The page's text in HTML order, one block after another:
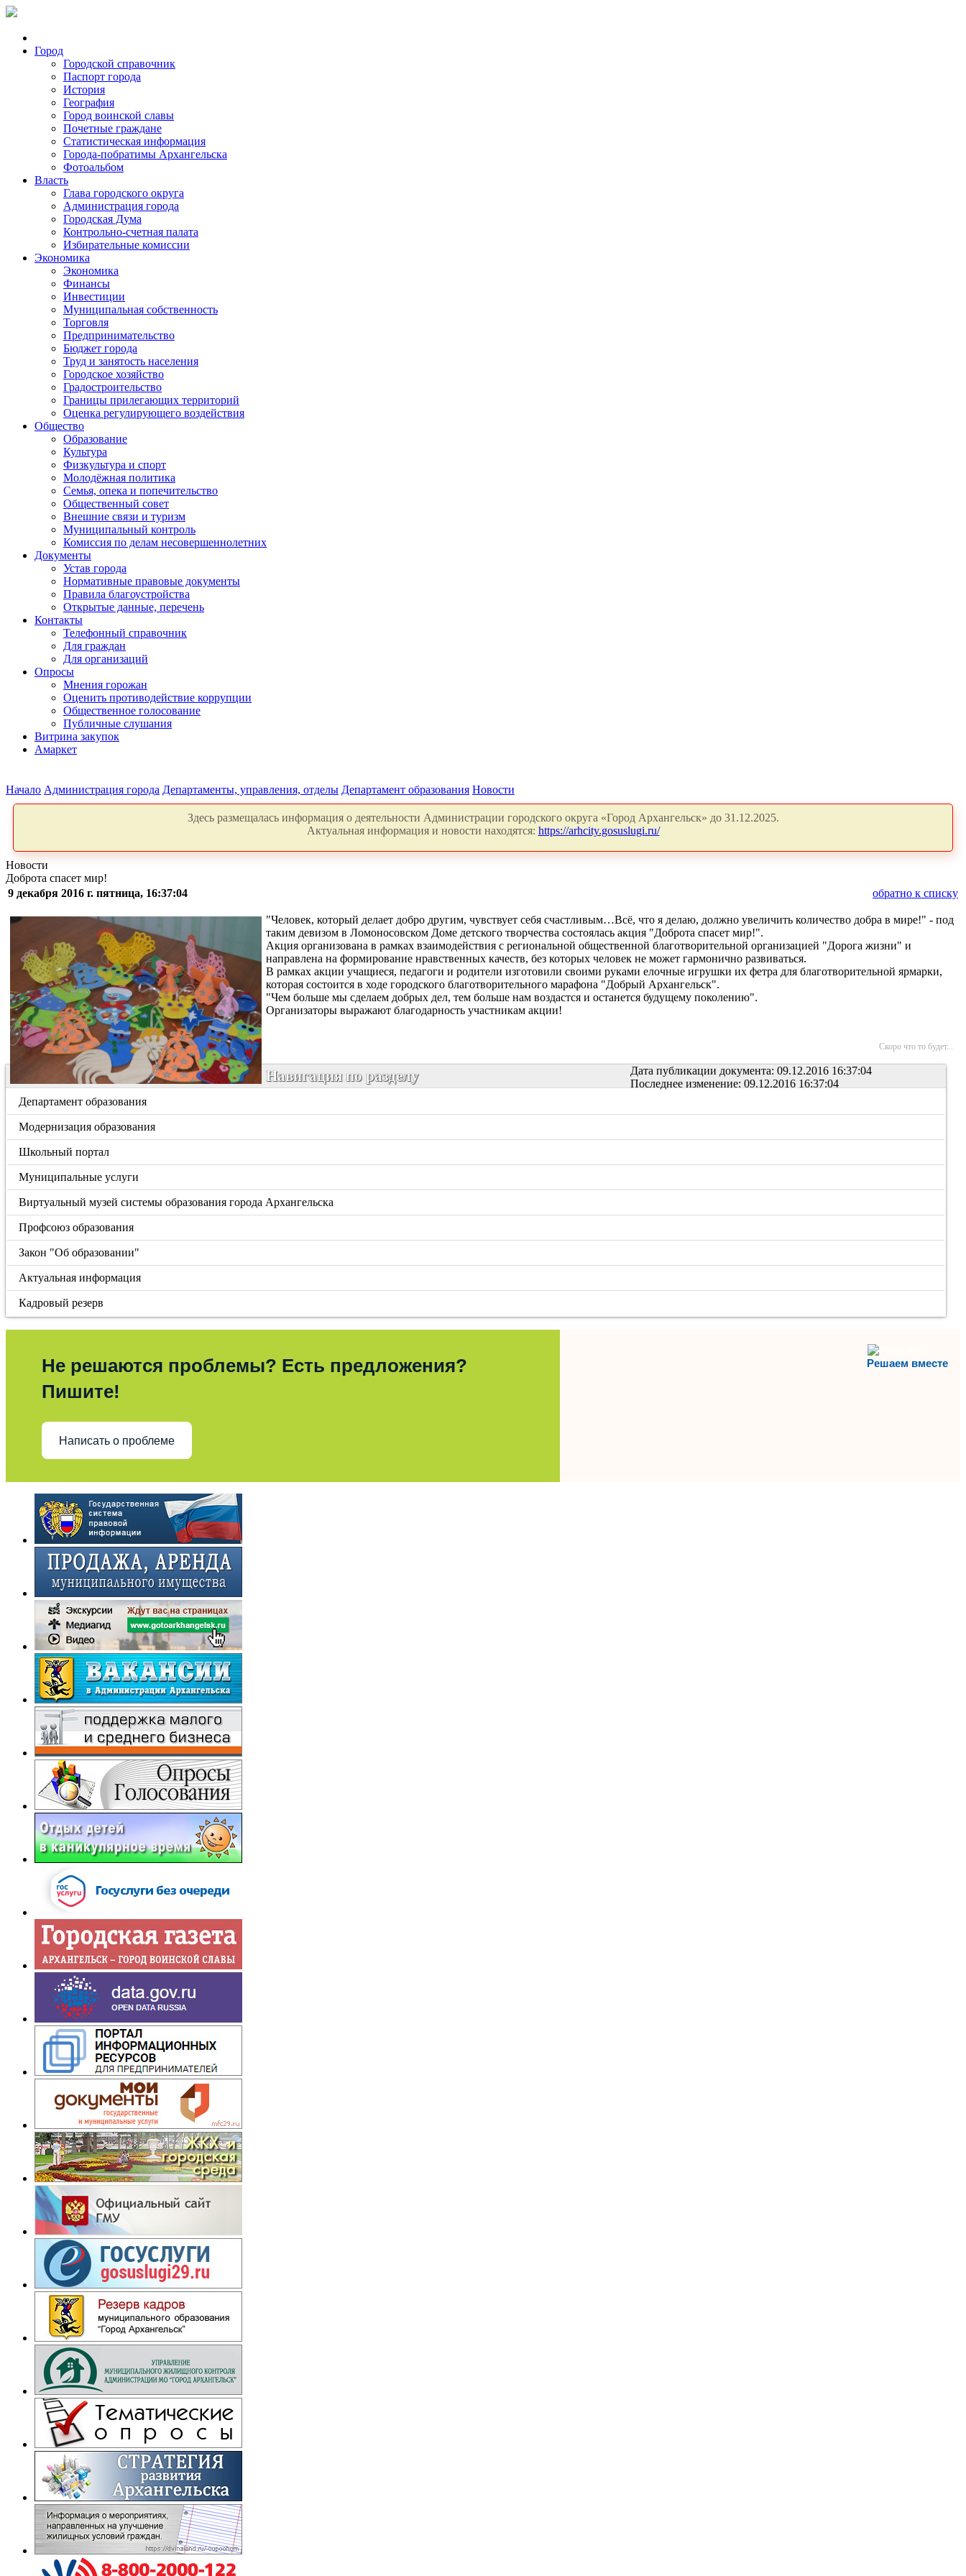
Город
Городской справочник
Паспорт города
История
География
Город воинской славы
Почетные граждане
Статистическая информация
Города-побратимы Архангельска
Фотоальбом
Власть
Глава городского округа
Администрация города
Городская Дума
Контрольно-счетная палата
Избирательные комиссии
Экономика
Экономика
Финансы
Инвестиции
Муниципальная собственность
Торговля
Предпринимательство
Бюджет города
Труд и занятость населения
Городское хозяйство
Градостроительство
Границы прилегающих территорий
Оценка регулирующего воздействия
Общество
Образование
Культура
Физкультура и спорт
Молодёжная политика
Семья, опека и попечительство
Общественный совет
Внешние связи и туризм
Муниципальный контроль
Комиссия по делам несовершеннолетних
Документы
Устав города
Нормативные правовые документы
Правила благоустройства
Открытые данные, перечень
Контакты
Телефонный справочник
Для граждан
Для организаций
Опросы
Мнения горожан
Оценить противодействие коррупции
Общественное голосование
Публичные слушания
Витрина закупок
Амаркет
Начало Администрация города Департаменты, управления, отделы Департамент образования Новости
Здесь размещалась информация о деятельности Администрации городского округа «Город Архангельск» до 31.12.2025.
Актуальная информация и новости находятся: https://arhcity.gosuslugi.ru/
Новости
Доброта спасет мир!
9 декабря 2016 г. пятница, 16:37:04
обратно к списку
"Человек, который делает добро другим, чувствует себя счастливым…Всё, что я делаю, должно увеличить количество добра в мире!" - под
таким девизом в Ломоносовском Доме детского творчества состоялась акция "Доброта спасет мир!".
Акция организована в рамках взаимодействия с региональной общественной благотворительной организацией "Дорога жизни" и
направлена на формирование нравственных качеств, без которых человек не может гармонично развиваться.
В рамках акции учащиеся, педагоги и родители изготовили своими руками елочные игрушки их фетра для благотворительной ярмарки,
которая состоится в ходе городского благотворительного марафона "Добрый Архангельск".
"Чем больше мы сделаем добрых дел, тем больше нам воздастся и останется будущему поколению".
Организаторы выражают благодарность участникам акции!
Скоро что то будет...
Дата публикации документа: 09.12.2016 16:37:04
Последнее изменение: 09.12.2016 16:37:04
Навигация по разделу
Департамент образования
Модернизация образования
Школьный портал
Муниципальные услуги
Виртуальный музей системы образования города Архангельска
Профсоюз образования
Закон "Об образовании"
Актуальная информация
Кадровый резерв
Решаем вместе
Не решаются проблемы? Есть предложения?
Пишите!
Написать о проблеме